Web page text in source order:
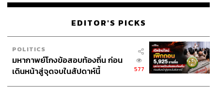
EDITOR'S PICKS
POLITICS
มหากาพย์โกงข้อสอบท้องถิ่น ก่อน
เดินหน้าสู่จุดจบในสัปดาห์นี้
577